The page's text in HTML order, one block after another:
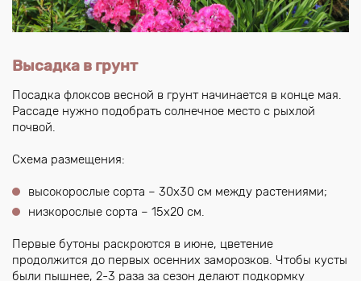
Высадка в грунт
Посадка флоксов весной в грунт начинается в конце мая.
Рассаде нужно подобрать солнечное место с рыхлой
почвой.
Схема размещения:
высокорослые сорта – 30х30 см между растениями;
низкорослые сорта – 15х20 см.
Первые бутоны раскроются в июне, цветение
продолжится до первых осенних заморозков. Чтобы кусты
были пышнее, 2-3 раза за сезон делают подкормку